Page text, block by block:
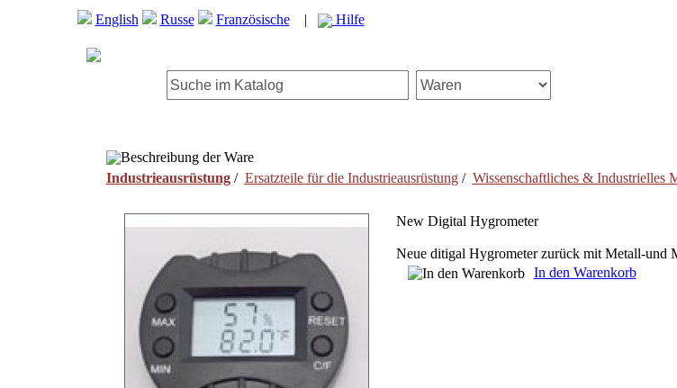
English Russe Französische | Hilfe
Beschreibung der Ware
Industrieausrüstung/ Ersatzteile für die Industrieausrüstung/ Wissenschaftliches & Industrielles
New Digital Hygrometer
Neue ditigal Hygrometer zurück mit Metall-und
In den Warenkorb